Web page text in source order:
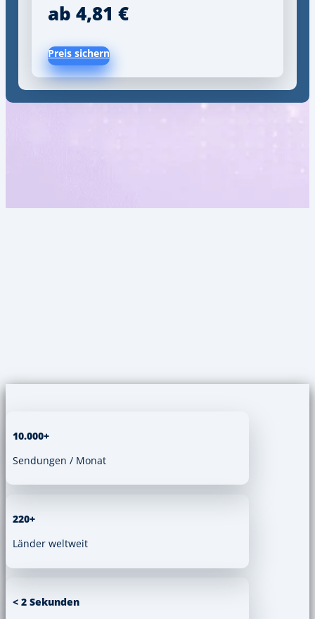
ab 4,81 €
Preis sichern
10.000+
Sendungen / Monat
220+
Länder weltweit
< 2 Sekunden